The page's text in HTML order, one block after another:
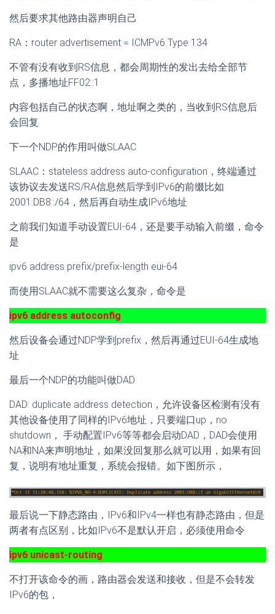
然后要求其他路由器声明自己
RA：router advertisement = ICMPv6 Type 134
不管有没有收到RS信息，都会周期性的发出去给全部节
点，多播地址FF02::1
内容包括自己的状态啊，地址啊之类的，当收到RS信息后
会回复
下一个NDP的作用叫做SLAAC
SLAAC：stateless address auto-configuration，终端通过
该协议去发送RS/RA信息然后学到IPv6的前缀比如
2001:DB8::/64，然后再自动生成IPv6地址
之前我们知道手动设置EUI-64，还是要手动输入前缀，命令
是
ipv6 address prefix/prefix-length eui-64
而使用SLAAC就不需要这么复杂，命令是
ipv6 address autoconfig
然后设备会通过NDP学到prefix，然后再通过EUI-64生成地
址
最后一个NDP的功能叫做DAD
DAD: duplicate address detection，允许设备区检测有没有
其他设备使用了同样的IPv6地址，只要端口up，no
shutdown， 手动配置IPv6等等都会启动DAD，DAD会使用
NA和NA来声明地址，如果没回复那么就可以用，如果有回
复，说明有地址重复，系统会报错。如下图所示，
最后说一下静态路由，IPv6和IPv4一样也有静态路由，但是
两者有点区别，比如IPv6不是默认开启，必须使用命令
ipv6 unicast-routing
不打开该命令的画，路由器会发送和接收，但是不会转发
IPv6的包，